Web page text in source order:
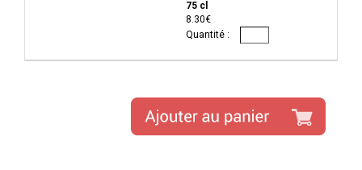
75 cl
8.30€